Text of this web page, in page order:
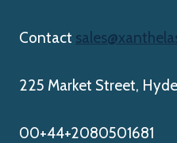
Contact
225 Market Street,
00+44+2080501681